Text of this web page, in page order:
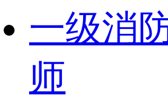
一级消
师